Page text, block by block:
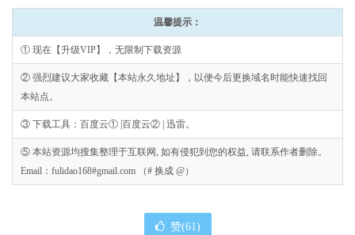
温馨提示：
① 现在【升级VIP】，无限制下载资源
② 强烈建议大家收藏【本站永久地址】，以便今后更换域名时能快速找回
本站点。
③ 下载工具：百度云① |百度云② | 迅雷。
⑤ 本站资源均搜集整理于互联网, 如有侵犯到您的权益, 请联系作者删除。
Email：fulidao168#gmail.com （# 换成 @）
赞(61)